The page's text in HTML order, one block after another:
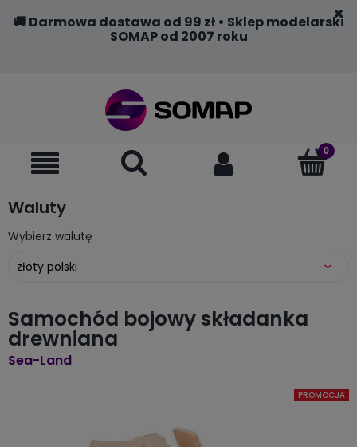
🚚 Darmowa dostawa od 99 zł • Sklep modelarski
SOMAP od 2007 roku
Waluty
Wybierz walutę
Samochód bojowy składanka
drewniana
Sea-Land
PROMOCJA